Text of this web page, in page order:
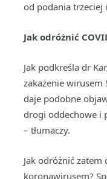
od podania trzeciej
Jak odróżnić
Jak podkreśla dr
zakażenie wirusem
daje podobne
drogi oddechowe i
– tłumaczy.
Jak odróżnić
koronawirusem?